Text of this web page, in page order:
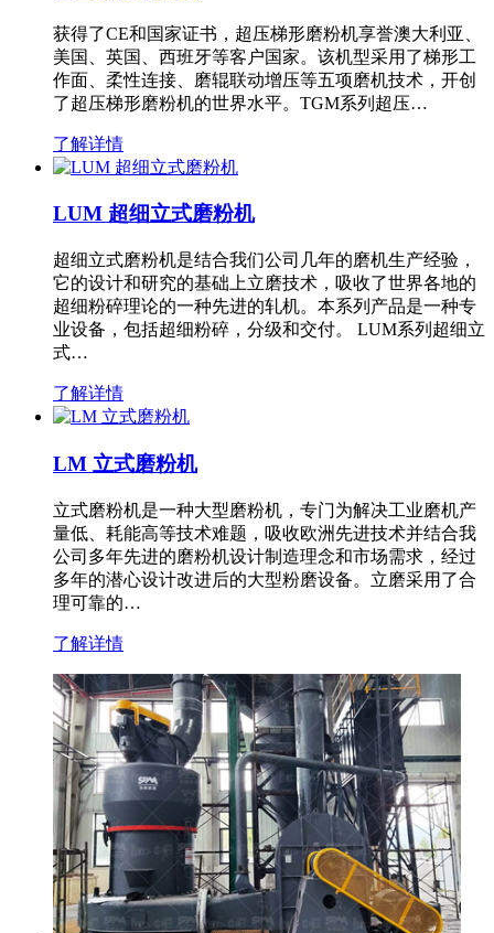
获得了CE和国家证书，超压梯形磨粉机享誉澳大利亚、
美国、英国、西班牙等客户国家。该机型采用了梯形工
作面、柔性连接、磨辊联动增压等五项磨机技术，开创
了超压梯形磨粉机的世界水平。TGM系列超压…
了解详情
LUM 超细立式磨粉机
超细立式磨粉机是结合我们公司几年的磨机生产经验，
它的设计和研究的基础上立磨技术，吸收了世界各地的
超细粉碎理论的一种先进的轧机。本系列产品是一种专
业设备，包括超细粉碎，分级和交付。 LUM系列超细立
式…
了解详情
LM 立式磨粉机
立式磨粉机是一种大型磨粉机，专门为解决工业磨机产
量低、耗能高等技术难题，吸收欧洲先进技术并结合我
公司多年先进的磨粉机设计制造理念和市场需求，经过
多年的潜心设计改进后的大型粉磨设备。立磨采用了合
理可靠的…
了解详情